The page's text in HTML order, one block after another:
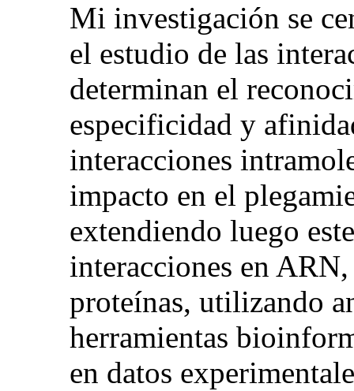
Mi investigación se
el estudio de las
determinan el
especificidad y
interacciones
impacto en el
extendiendo luego
interacciones en
proteínas, utilizando
herramientas
en datos